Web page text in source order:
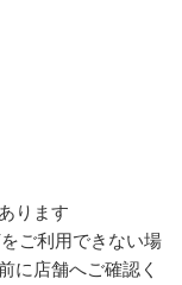
ります
ご利用できない場
に店舗へご確認く